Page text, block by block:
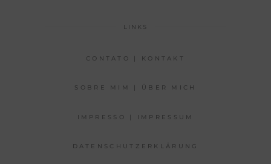
LINKS
CONTATO | KONTAKT
SOBRE MIM | ÜBER MICH
IMPRESSO | IMPRESSUM
DATENSCHUTZERKLÄRUNG